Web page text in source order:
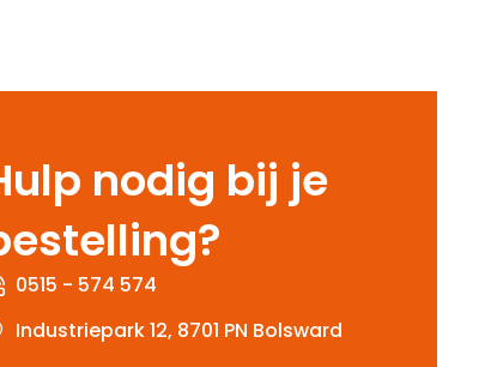
nodig bij je
0515 - 574 574
Industriepark 12, 8701 PN Bolsward